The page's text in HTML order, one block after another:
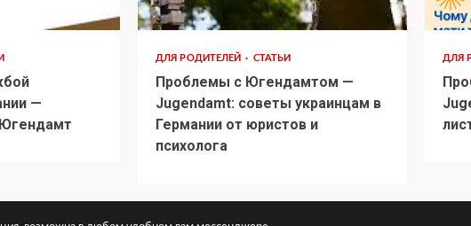
—
ДЛЯ РОДИТЕЛЕЙ СТАТЬИ
Проблемы с Югендамтом —
Jugendamt: советы украинцам в
Германии от юристов и
психолога
ДЛЯ